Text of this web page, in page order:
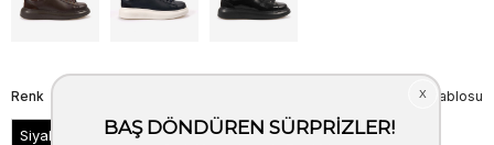
Beden Tablosu
Renk
Siyah